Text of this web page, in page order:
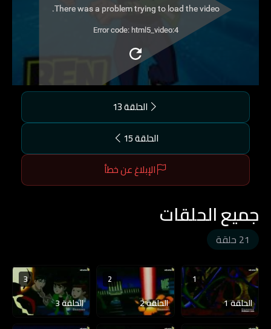
There was a problem trying to load the video.
Error code: html5_video:4
الحلقة 13
الحلقة 15
الإبلاغ عن خطأ
جميع الحلقات
21 حلقة
1
الحلقة 1
2
الحلقة 2
3
الحلقة 3